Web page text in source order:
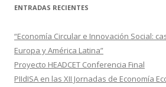
ENTRADAS RECIENTES
“Economía Circular e Innovación Social:
Europa y América Latina”
Proyecto HEADCET Conferencia Final
PIIdISA en las XII Jornadas de Economía